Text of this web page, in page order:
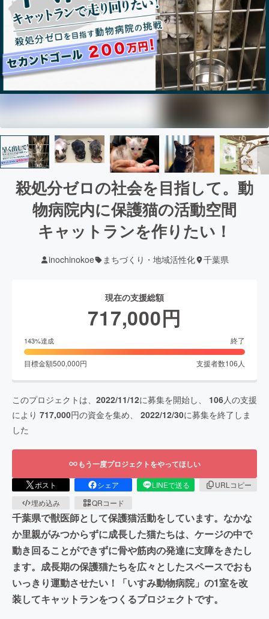
殺処分ゼロの社会を目指して。動
物病院内に保護猫の活動空間
キャットランを作りたい！
inochinokoe まちづくり・地域活性化 千葉県
現在の支援総額
717,000円
143%達成 終了
目標金額500,000円 支援者数106人
このプロジェクトは、 2022/11/12に募集を開始し、 106人の支援
により 717,000円の資金を集め、 2022/12/30に募集を終了しま
した
もう一度プロジェクトをやってほしい
ポスト シェア LINEで送る
URLコピー
埋め込み
QRコード
千葉県で獣医師として保護猫活動をしています。なかな
か里親がみつからずに成長した猫たちは、ケージの中で
動き回ることができずに骨や筋肉の発達に支障をきたし
ます。成長期の保護猫たちを広々としたスペースでおも
いっきり運動させたい！「いすみ動物病院」の1室を改
装してキャットランをつくるプロジェクトです。